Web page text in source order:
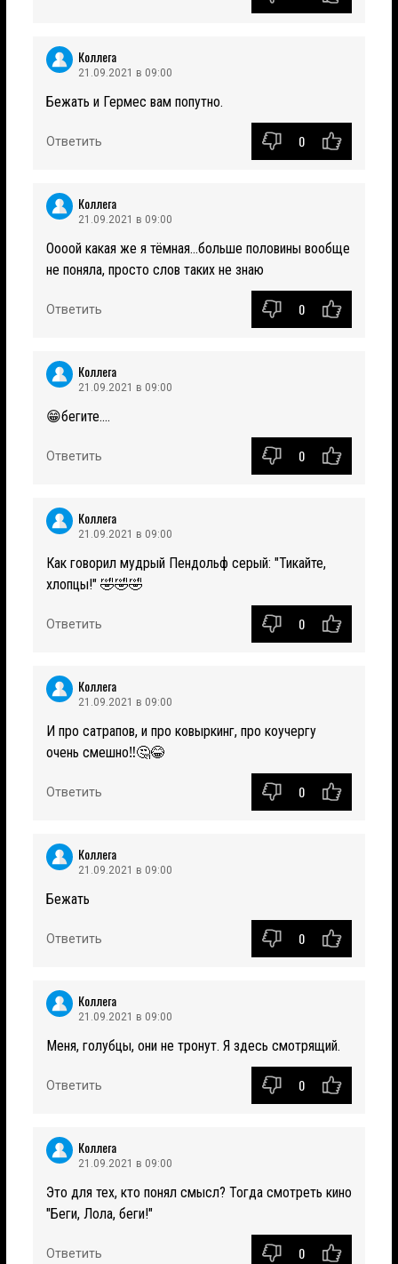
Коллега
21.09.2021 в 09:00
Бежать и Гермес вам попутно.
Ответить 0
Коллега
21.09.2021 в 09:00
Оооой какая же я тёмная...больше половины вообще
не поняла, просто слов таких не знаю
Ответить 0
Коллега
21.09.2021 в 09:00
😁бегите....
Ответить 0
Коллега
21.09.2021 в 09:00
Как говорил мудрый Пендольф серый: "Тикайте,
хлопцы!" 🤣🤣🤣
Ответить 0
Коллега
21.09.2021 в 09:00
И про сатрапов, и про ковыркинг, про коучергу
очень смешно‼️🤔😂
Ответить 0
Коллега
21.09.2021 в 09:00
Бежать
Ответить 0
Коллега
21.09.2021 в 09:00
Меня, голубцы, они не тронут. Я здесь смотрящий.
Ответить 0
Коллега
21.09.2021 в 09:00
Это для тех, кто понял смысл? Тогда смотреть кино
"Беги, Лола, беги!"
Ответить 0